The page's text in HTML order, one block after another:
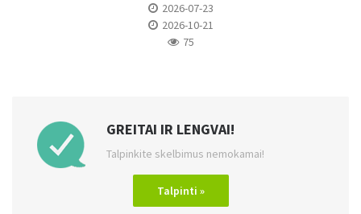
2026-07-23
2026-10-21
75
GREITAI IR LENGVAI!
Talpinkite skelbimus nemokamai!
Talpinti »